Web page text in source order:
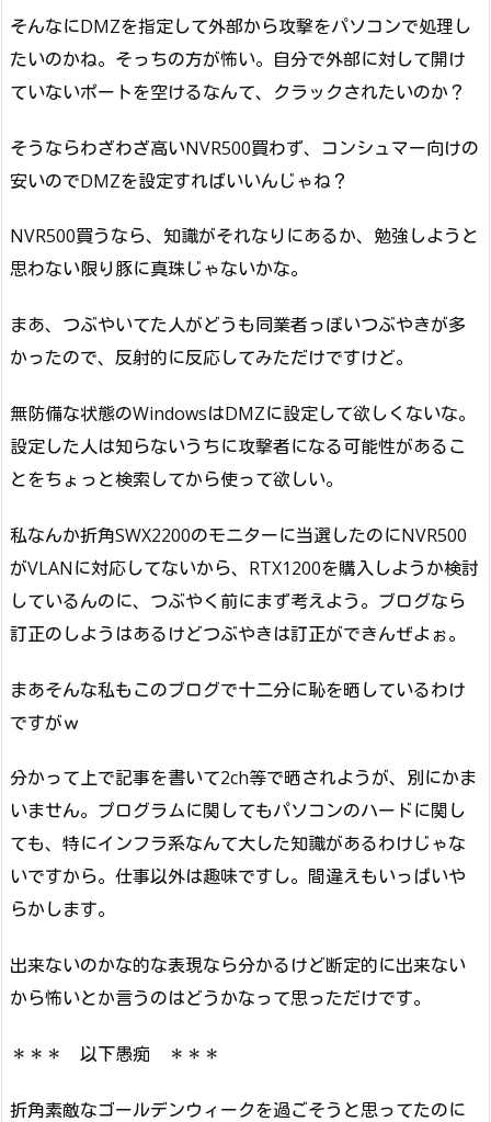
そんなにDMZを指定して外部から攻撃をパソコンで処理し
たいのかね。そっちの方が怖い。自分で外部に対して開け
ていないポートを空けるなんて、クラックされたいのか？
そうならわざわざ高いNVR500買わず、コンシュマー向けの
安いのでDMZを設定すればいいんじゃね？
NVR500買うなら、知識がそれなりにあるか、勉強しようと
思わない限り豚に真珠じゃないかな。
まあ、つぶやいてた人がどうも同業者っぽいつぶやきが多
かったので、反射的に反応してみただけですけど。
無防備な状態のWindowsはDMZに設定して欲しくないな。
設定した人は知らないうちに攻撃者になる可能性があるこ
とをちょっと検索してから使って欲しい。
私なんか折角SWX2200のモニターに当選したのにNVR500
がVLANに対応してないから、RTX1200を購入しようか検討
しているんのに、つぶやく前にまず考えよう。ブログなら
訂正のしようはあるけどつぶやきは訂正ができんぜよぉ。
まあそんな私もこのブログで十二分に恥を晒しているわけ
ですがｗ
分かって上で記事を書いて2ch等で晒されようが、別にかま
いません。プログラムに関してもパソコンのハードに関し
ても、特にインフラ系なんて大した知識があるわけじゃな
いですから。仕事以外は趣味ですし。間違えもいっぱいや
らかします。
出来ないのかな的な表現なら分かるけど断定的に出来ない
から怖いとか言うのはどうかなって思っただけです。
＊＊＊ 以下愚痴 ＊＊＊
折角素敵なゴールデンウィークを過ごそうと思ってたのに